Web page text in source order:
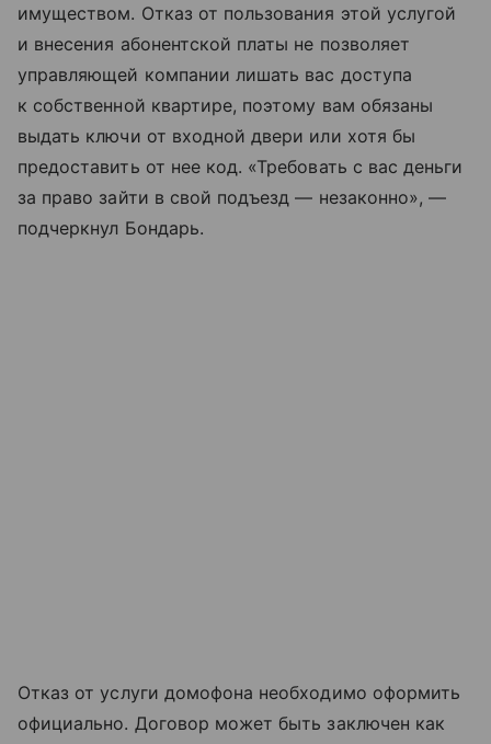
имуществом. Отказ от пользования этой услугой
и внесения абонентской платы не позволяет
управляющей компании лишать вас доступа
к собственной квартире, поэтому вам обязаны
выдать ключи от входной двери или хотя бы
предоставить от нее код. «Требовать с вас деньги
за право зайти в свой подъезд — незаконно», —
подчеркнул Бондарь.
Отказ от услуги домофона необходимо оформить
официально. Договор может быть заключен как